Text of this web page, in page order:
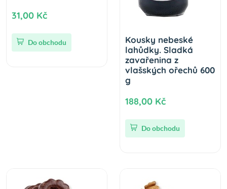
31,00 Kč
Do obchodu
Kousky nebeské
lahůdky. Sladká
zavařenina z
vlašských ořechů 600
g
188,00 Kč
Do obchodu